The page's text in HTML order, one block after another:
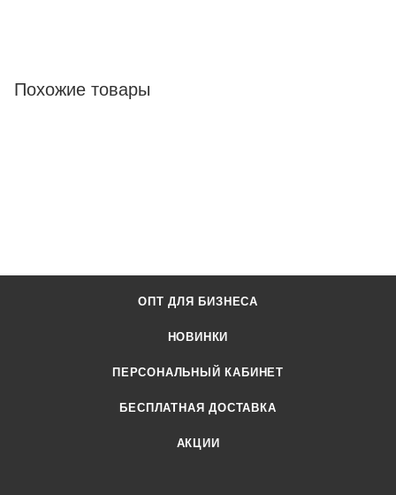
Похожие товары
ОПТ ДЛЯ БИЗНЕСА
НОВИНКИ
ПЕРСОНАЛЬНЫЙ КАБИНЕТ
БЕСПЛАТНАЯ ДОСТАВКА
АКЦИИ